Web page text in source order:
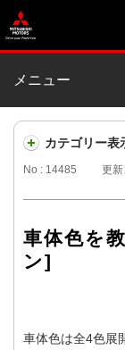
メニュー
カテゴリー表
No : 14485 更
車体色を
ン]
車体色は全4色展